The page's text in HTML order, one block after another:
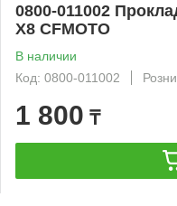
0800-011002
X8 CFMOTO
В наличии
Код: 0800-011002
1 800 ₸